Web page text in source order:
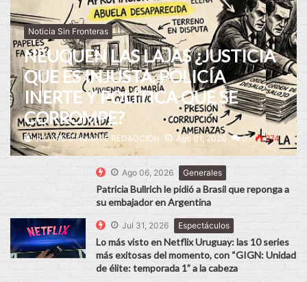
Noticia Sin Fronteras
NEUQUEN LAS LAJAS ¿JUSTICIA
QUE ES INJUSTA, POLICÍA
INERTE Y POLÍTICA QUE SE
CORROMPE?
RICARDO HUARTE REDACCION Ago 01, 2026 0 274
Ago 06, 2026 Generales
Patricia Bullrich le pidió a Brasil que reponga a
su embajador en Argentina
Jul 31, 2026 Espectáculos
Lo más visto en Netflix Uruguay: las 10 series
más exitosas del momento, con “GIGN: Unidad
de élite: temporada 1” a la cabeza